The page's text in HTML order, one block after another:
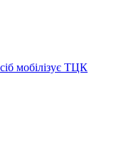
мобілізує ТЦК